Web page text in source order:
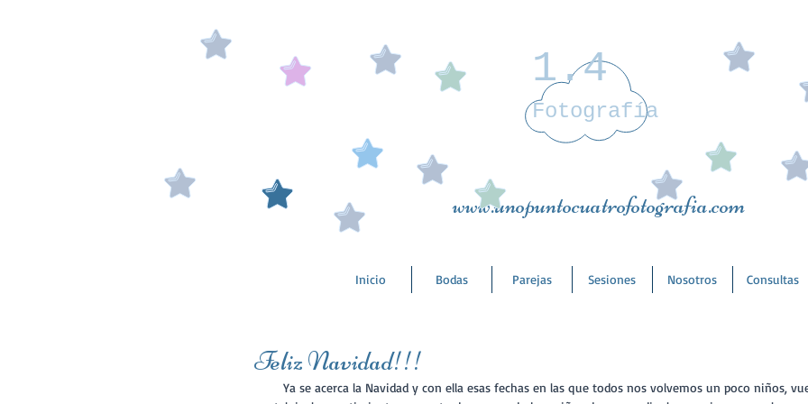
1.4
Fotografía
www.unopuntocuatrofotografia.com
Inicio Bodas Parejas Sesiones Nosotros Consultas
Feliz Navidad!!!